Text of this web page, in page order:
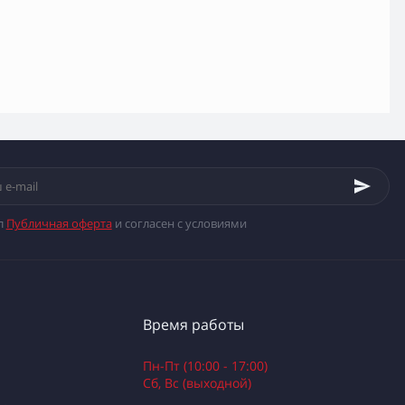
Публичная офертаи согласен с условиями
Время работы
Пн-Пт (10:00 - 17:00)
Сб, Вс (выходной)